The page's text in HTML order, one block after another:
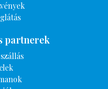
KERESÉSE
partnerek